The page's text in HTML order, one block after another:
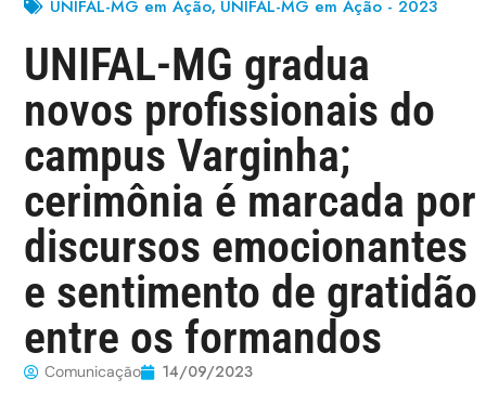
UNIFAL-MG em Ação, UNIFAL-MG em Ação - 2023
UNIFAL-MG gradua
novos profissionais do
campus Varginha;
cerimônia é marcada por
discursos emocionantes
e sentimento de gratidão
entre os formandos
Comunicação 14/09/2023